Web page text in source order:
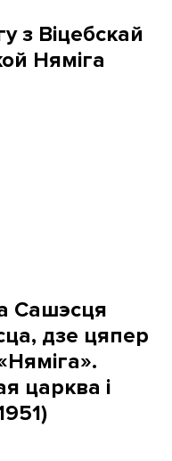
з Віцебскай
Няміга
Сашэсця
дзе цяпер
царква і